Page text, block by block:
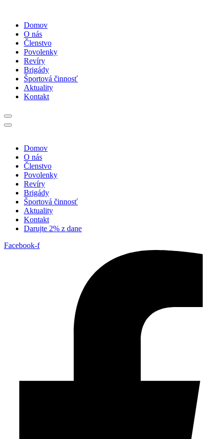
Domov
O nás
Členstvo
Povolenky
Revíry
Brigády
Športová činnosť
Aktuality
Kontakt
Domov
O nás
Členstvo
Povolenky
Revíry
Brigády
Športová činnosť
Aktuality
Kontakt
Darujte 2% z dane
Facebook-f